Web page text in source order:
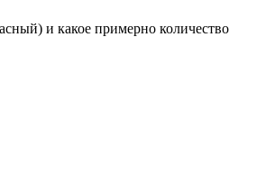
и какое примерно количество